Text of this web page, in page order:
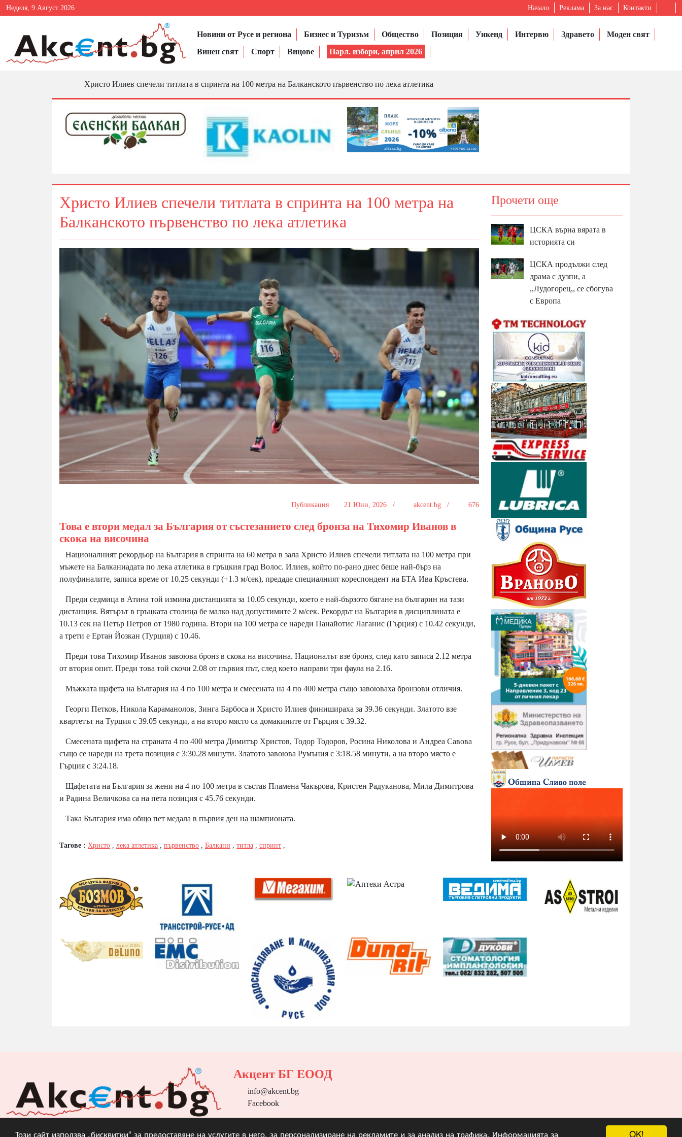
OK!
Този сайт използва „бисквитки“ за предоставяне на услугите в него, за персонализиране на рекламите и за анализ на трафика. Информацията за
Неделя, 9 Август 2026 Начало Реклама За нас Контакти
Новини от Русе и региона Бизнес и Туризъм Общество Позиция Уикенд Интервю Здравето
Моден свят
Винен свят
Спорт Вицове Парл. избори, април 2026
Христо Илиев спечели титлата в спринта на 100 метра на Балканското първенство по лека атлетика
Христо Илиев спечели титлата в спринта на 100 метра на
Балканското първенство по лека атлетика
Публикация 21 Юни, 2026 / akcent.bg / 676
Това е втори медал за България от състезанието след бронза на Тихомир Иванов в
скока на височина
Националният рекордьор на България в спринта на 60 метра в зала Христо Илиев спечели титлата на 100 метра при
мъжете на Балканиадата по лека атлетика в гръцкия град Волос. Илиев, който по-рано днес беше най-бърз на
полуфиналите, записа време от 10.25 секунди (+1.3 м/сек), предаде специалният кореспондент на БТА Ива Кръстева.
Преди седмица в Атина той измина дистанцията за 10.05 секунди, което е най-бързото бягане на българин на тази
дистанция. Вятърът в гръцката столица бе малко над допустимите 2 м/сек. Рекордът на България в дисциплината е
10.13 сек на Петър Петров от 1980 година. Втори на 100 метра се нареди Панайотис Лаганис (Гърция) с 10.42 секунди,
а трети е Ертан Йозкан (Турция) с 10.46.
Преди това Тихомир Иванов завоюва бронз в скока на височина. Националът взе бронз, след като записа 2.12 метра
от втория опит. Преди това той скочи 2.08 от първия път, след което направи три фаула на 2.16.
Мъжката щафета на България на 4 по 100 метра и смесената на 4 по 400 метра също завоюваха бронзови отличия.
Георги Петков, Никола Караманолов, Зинга Барбоса и Христо Илиев финишираха за 39.36 секунди. Златото взе
квартетът на Турция с 39.05 секунди, а на второ място са домакините от Гърция с 39.32.
Смесената щафета на страната 4 по 400 метра Димитър Христов, Тодор Тодоров, Росина Николова и Андреа Савова
също се нареди на трета позиция с 3:30.28 минути. Златото завоюва Румъния с 3:18.58 минути, а на второ място е
Гърция с 3:24.18.
Щафетата на България за жени на 4 по 100 метра в състав Пламена Чакърова, Кристен Радуканова, Мила Димитрова
и Радина Величкова са на пета позиция с 45.76 секунди.
Така България има общо пет медала в първия ден на шампионата.
Тагове : Христо лека атлетика първенство Балкани титла спринт
Прочети още
ЦСКА върна вярата в
историята си
ЦСКА продължи след
драма с дузпи, а
,,Лудогорец,, се сбогува
с Европа
Акцент БГ ЕООД
info@akcent.bg
Facebook